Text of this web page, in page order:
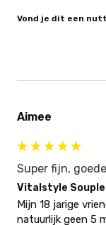
Vond je dit een
Aimee
Super fijn,
Vitalstyle
Mijn 18 jarige
natuurlijk geen 5